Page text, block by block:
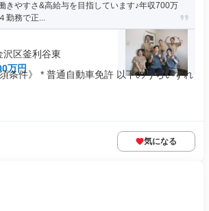
きやすさ&高給与を目指しています♪年収700万
勤務で正...
沢区釜利谷東
万円
条件》 * 普通自動車免許 以下のうちいずれ
気になる